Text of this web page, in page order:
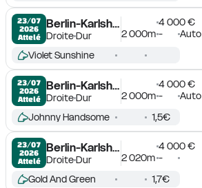
23/07
2026
Attelé
Berlin-Karlshorst
DroiteDur
4 000 €
2 000m -
Auto
Violet Sunshine
23/07
2026
Attelé
Berlin-Karlshorst
DroiteDur
4 000 €
2 000m - Auto
Johnny Handsome 1,5€
23/07
2026
Attelé
Berlin-Karlshorst
DroiteDur
4 000 €
2 020m -
Gold And Green 1,7€